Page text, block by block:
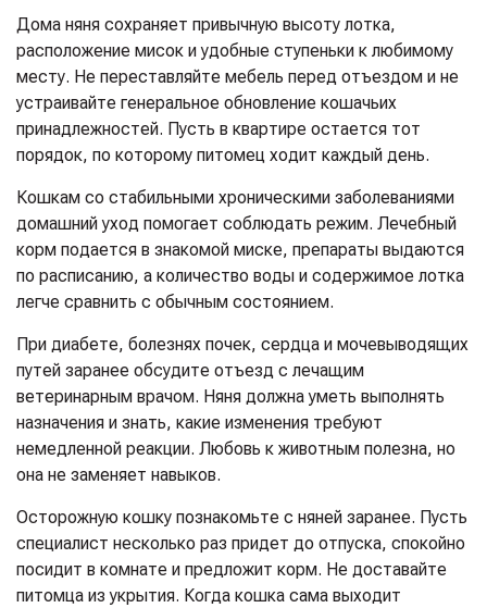
Дома няня сохраняет привычную высоту лотка,
расположение мисок и удобные ступеньки к любимому
месту. Не переставляйте мебель перед отъездом и не
устраивайте генеральное обновление кошачьих
принадлежностей. Пусть в квартире остается тот
порядок, по которому питомец ходит каждый день.
Кошкам со стабильными хроническими заболеваниями
домашний уход помогает соблюдать режим. Лечебный
корм подается в знакомой миске, препараты выдаются
по расписанию, а количество воды и содержимое лотка
легче сравнить с обычным состоянием.
При диабете, болезнях почек, сердца и мочевыводящих
путей заранее обсудите отъезд с лечащим
ветеринарным врачом. Няня должна уметь выполнять
назначения и знать, какие изменения требуют
немедленной реакции. Любовь к животным полезна, но
она не заменяет навыков.
Осторожную кошку познакомьте с няней заранее. Пусть
специалист несколько раз придет до отпуска, спокойно
посидит в комнате и предложит корм. Не доставайте
питомца из укрытия. Когда кошка сама выходит